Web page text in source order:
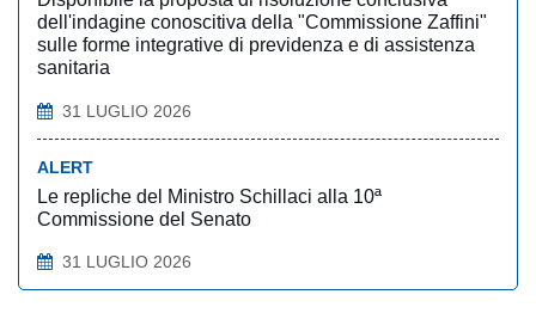
dell'indagine conoscitiva della "Commissione Zaffini"
sulle forme integrative di previdenza e di assistenza
sanitaria
31 LUGLIO 2026
ALERT
Le repliche del Ministro Schillaci alla 10ª
Commissione del Senato
31 LUGLIO 2026